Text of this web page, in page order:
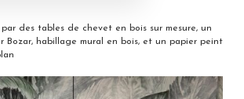
des tables de chevet en bois sur mesure, un
Bozar, habillage mural en bois, et un papier peint